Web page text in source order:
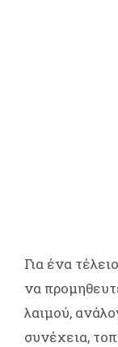
Για ένα
να
λαιμού,
συνέχεια,